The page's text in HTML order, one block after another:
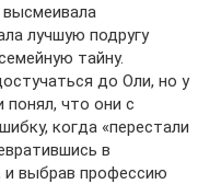
лучшую подругу
тайну.
до Оли, но у
понял, что они с
когда «перестали
в
и выбрав профессию